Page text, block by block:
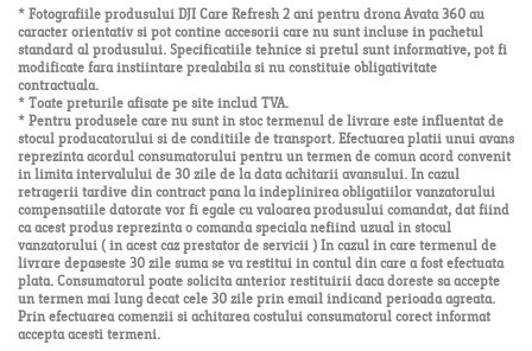
* Fotografiile produsului DJI Care Refresh 2 ani pentru drona Avata 360 au
caracter orientativ si pot contine accesorii care nu sunt incluse in pachetul
standard al produsului. Specificatiile tehnice si pretul sunt informative, pot fi
modificate fara instiintare prealabila si nu constituie obligativitate
contractuala.
* Toate preturile afisate pe site includ TVA.
* Pentru produsele care nu sunt in stoc termenul de livrare este influentat de
stocul producatorului si de conditiile de transport. Efectuarea platii unui avans
reprezinta acordul consumatorului pentru un termen de comun acord convenit
in limita intervalului de 30 zile de la data achitarii avansului. In cazul
retragerii tardive din contract pana la indeplinirea obligatiilor vanzatorului
compensatiile datorate vor fi egale cu valoarea produsului comandat, dat fiind
ca acest produs reprezinta o comanda speciala nefiind uzual in stocul
vanzatorului ( in acest caz prestator de servicii ) In cazul in care termenul de
livrare depaseste 30 zile suma se va restitui in contul din care a fost efectuata
plata. Consumatorul poate solicita anterior restituirii daca doreste sa accepte
un termen mai lung decat cele 30 zile prin email indicand perioada agreata.
Prin efectuarea comenzii si achitarea costului consumatorul corect informat
accepta acesti termeni.